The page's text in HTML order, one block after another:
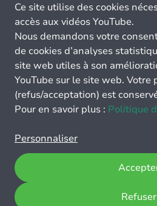
Ce site utilise des cookies
accès aux vidéos YouTube.
Nous demandons votre
de cookies d’analyses
site web utiles à son
YouTube sur le site web. Votre
(refus/acceptation) est
Pour en savoir plus : Politique
Personnaliser
Refuser